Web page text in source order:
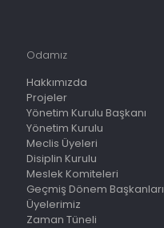
Odamız
Hakkımızda
Projeler
Yönetim Kurulu Başkanı
Yönetim Kurulu
Meclis Üyeleri
Disiplin Kurulu
Meslek Komiteleri
Geçmiş Dönem Başkanları
Üyelerimiz
Zaman Tüneli